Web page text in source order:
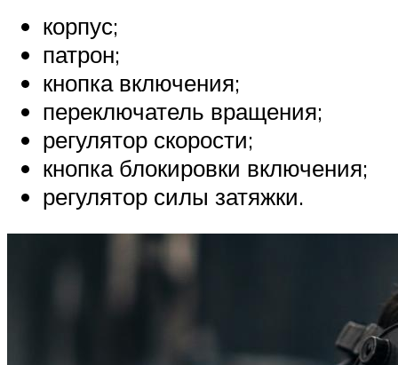
корпус;
патрон;
кнопка включения;
переключатель вращения;
регулятор скорости;
кнопка блокировки включения;
регулятор силы затяжки.